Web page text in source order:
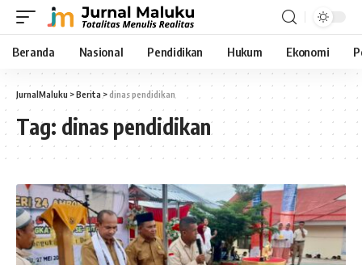
Beranda Nasional Pendidikan Hukum Ekonomi
JurnalMaluku >Berita >dinas pendidikan
Tag: dinas pendidikan